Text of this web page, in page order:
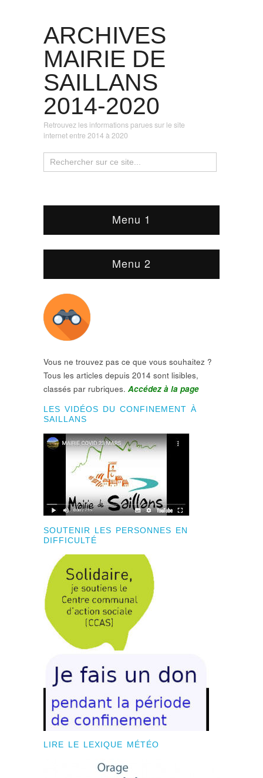
ARCHIVES
MAIRIE DE
SAILLANS
2014-2020
Retrouvez les informations parues sur le site
internet entre 2014 à 2020
Menu 1
Menu 2
Vous ne trouvez pas ce que vous souhaitez ?
Tous les articles depuis 2014 sont lisibles,
classés par rubriques. Accédez à la page
LES VIDÉOS DU CONFINEMENT À
SAILLANS
SOUTENIR LES PERSONNES EN
DIFFICULTÉ
LIRE LE LEXIQUE MÉTÉO